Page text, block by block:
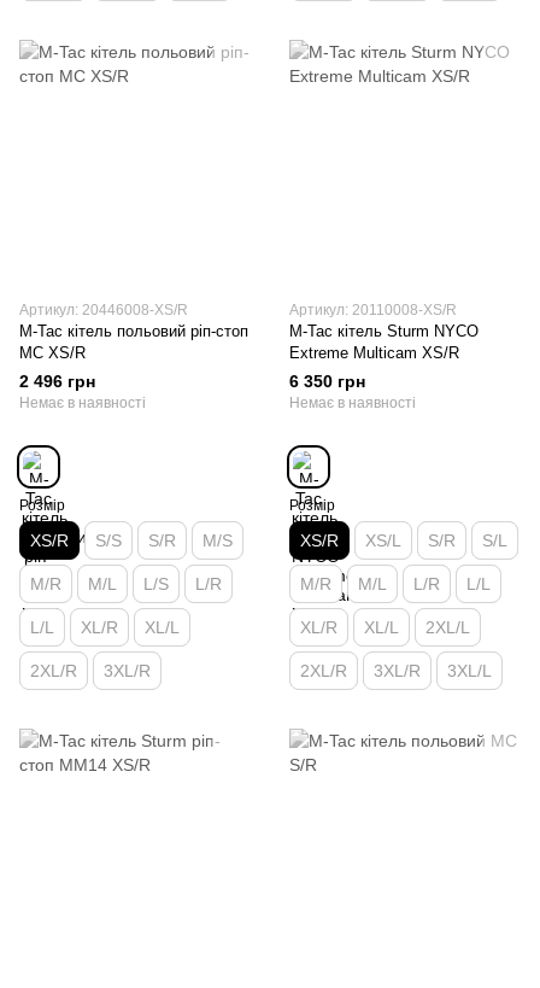
Артикул: 20446008-XS/R
M-Tac кітель польовий ріп-стоп
MC XS/R
2 496 грн
Немає в наявності
Розмір
XS/R S/S S/R M/S
M/R M/L L/S L/R
L/L XL/R XL/L
2XL/R 3XL/R
Артикул: 20110008-XS/R
M-Tac кітель Sturm NYCO
Extreme Multicam XS/R
6 350 грн
Немає в наявності
Розмір
XS/R XS/L S/R S/L
M/R M/L L/R L/L
XL/R XL/L 2XL/L
2XL/R 3XL/R 3XL/L